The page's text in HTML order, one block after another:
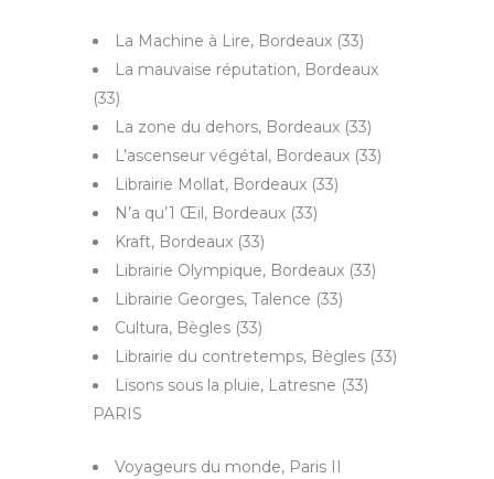
La Machine à Lire, Bordeaux (33)
La mauvaise réputation, Bordeaux
(33)
La zone du dehors, Bordeaux (33)
L’ascenseur végétal, Bordeaux (33)
Librairie Mollat, Bordeaux (33)
N’a qu’1 Œil, Bordeaux (33)
Kraft, Bordeaux (33)
Librairie Olympique, Bordeaux (33)
Librairie Georges, Talence (33)
Cultura, Bègles (33)
Librairie du contretemps, Bègles (33)
Lisons sous la pluie, Latresne (33)
PARIS
Voyageurs du monde, Paris II